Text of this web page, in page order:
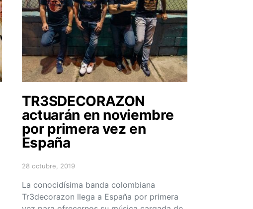
TR3SDECORAZON
actuarán en noviembre
por primera vez en
España
Posted on
28 octubre, 2019
La conocidísima banda colombiana
Tr3decorazon llega a España por primera